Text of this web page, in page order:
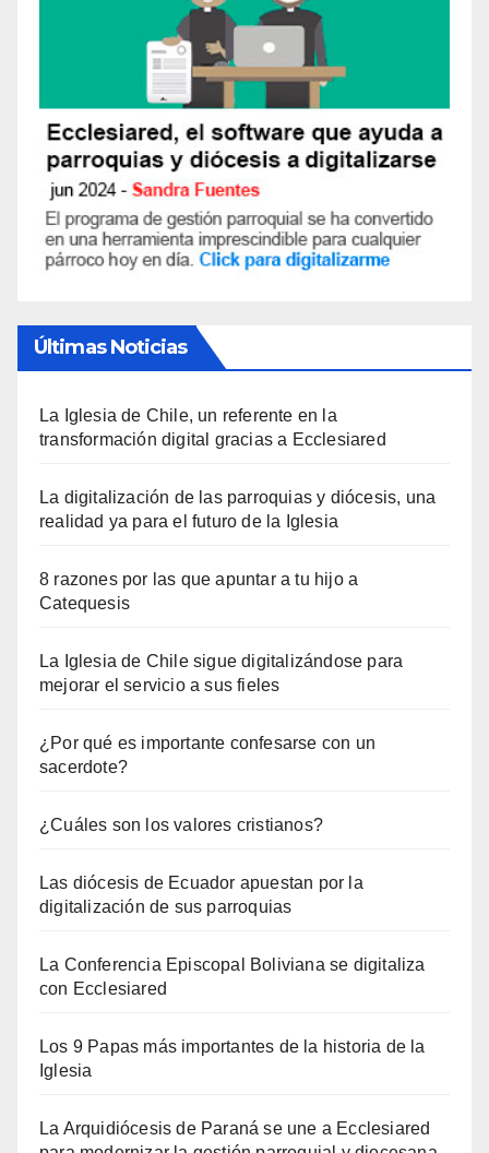
Últimas Noticias
La Iglesia de Chile, un referente en la
transformación digital gracias a Ecclesiared
La digitalización de las parroquias y diócesis, una
realidad ya para el futuro de la Iglesia
8 razones por las que apuntar a tu hijo a
Catequesis
La Iglesia de Chile sigue digitalizándose para
mejorar el servicio a sus fieles
¿Por qué es importante confesarse con un
sacerdote?
¿Cuáles son los valores cristianos?
Las diócesis de Ecuador apuestan por la
digitalización de sus parroquias
La Conferencia Episcopal Boliviana se digitaliza
con Ecclesiared
Los 9 Papas más importantes de la historia de la
Iglesia
La Arquidiócesis de Paraná se une a Ecclesiared